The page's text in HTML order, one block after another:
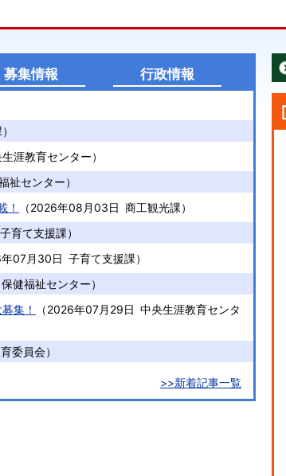
募集情報 行政情報
）
涯教育センター）
祉センター）
！
（2026年08月03日 商工観光課）
子育て支援課）
07月30日 子育て支援課）
保健福祉センター）
集！
（2026年07月29日 中央生涯教育センタ
委員会）
>>新着記事一覧